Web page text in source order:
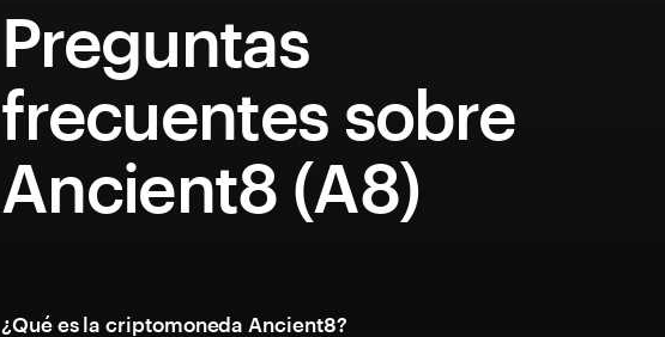
Preguntas
frecuentes sobre
Ancient8 (A8)
¿Qué es la criptomoneda Ancient8?